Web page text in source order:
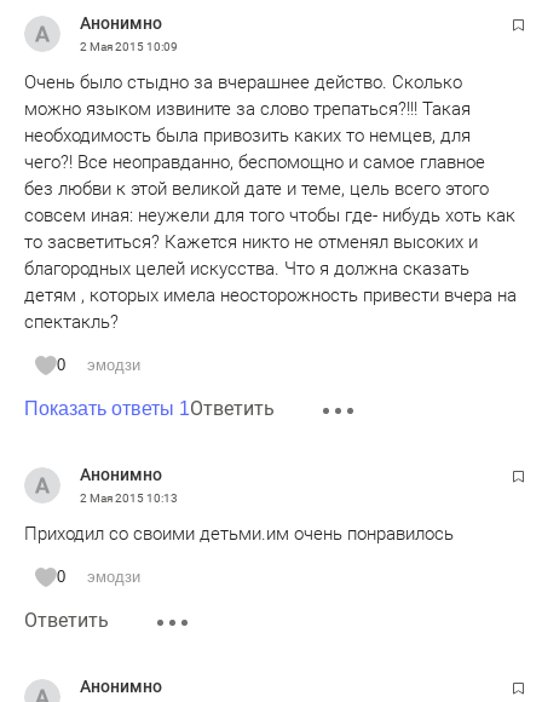
обсасывать начали.прям,противно!
режиссер,который ставит глубокие и мощные по
содержанию спектакли,имеющие значительную
воспитательную функцию.
Анонимно
2 Мая 201510:09
Очень было стыдно за вчерашнее действо. Сколько
можно языком извините за слово трепаться?!!! Такая
необходимость была привозить каких то немцев, для
чего?! Все неоправданно, беспомощно и самое главное
без любви к этой великой дате и теме, цель всего этого
совсем иная: неужели для того чтобы где- нибудь хоть как
то засветиться? Кажется никто не отменял высоких и
благородных целей искусства. Что я должна сказать
детям , которых имела неосторожность привести вчера на
спектакль?
0 эмодзи
Показать ответы 1Ответить
Анонимно
2 Мая 201510:13
Приходил со своими детьми.им очень понравилось
0 эмодзи
Ответить
Анонимно